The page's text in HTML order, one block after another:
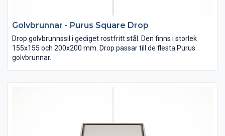
Golvbrunnar - Purus Square Drop
Drop golvbrunnssil i gediget rostfritt stål. Den finns i storlek
155x155 och 200x200 mm. Drop passar till de flesta Purus
golvbrunnar.